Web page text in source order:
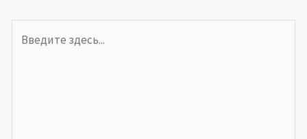
здесь...